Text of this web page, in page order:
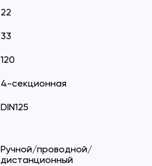
22
33
120
4-секционная
DIN125
Ручной/проводной/
дистанционный